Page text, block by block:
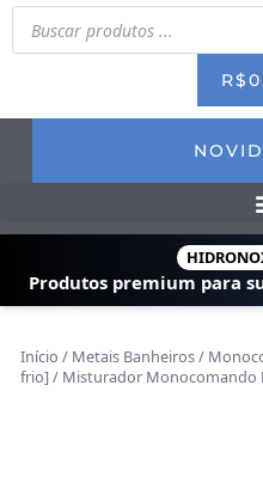
Pesquisar
produtos
R$
Produtos premium para
Início / Metais Banheiros/
frio]/ Misturador Monocomando